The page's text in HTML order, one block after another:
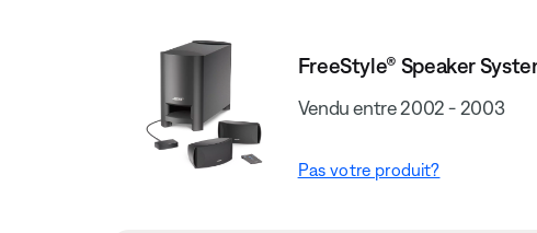
FreeStyle® Speaker
Vendu entre 2002 - 2003
Pas votre produit?